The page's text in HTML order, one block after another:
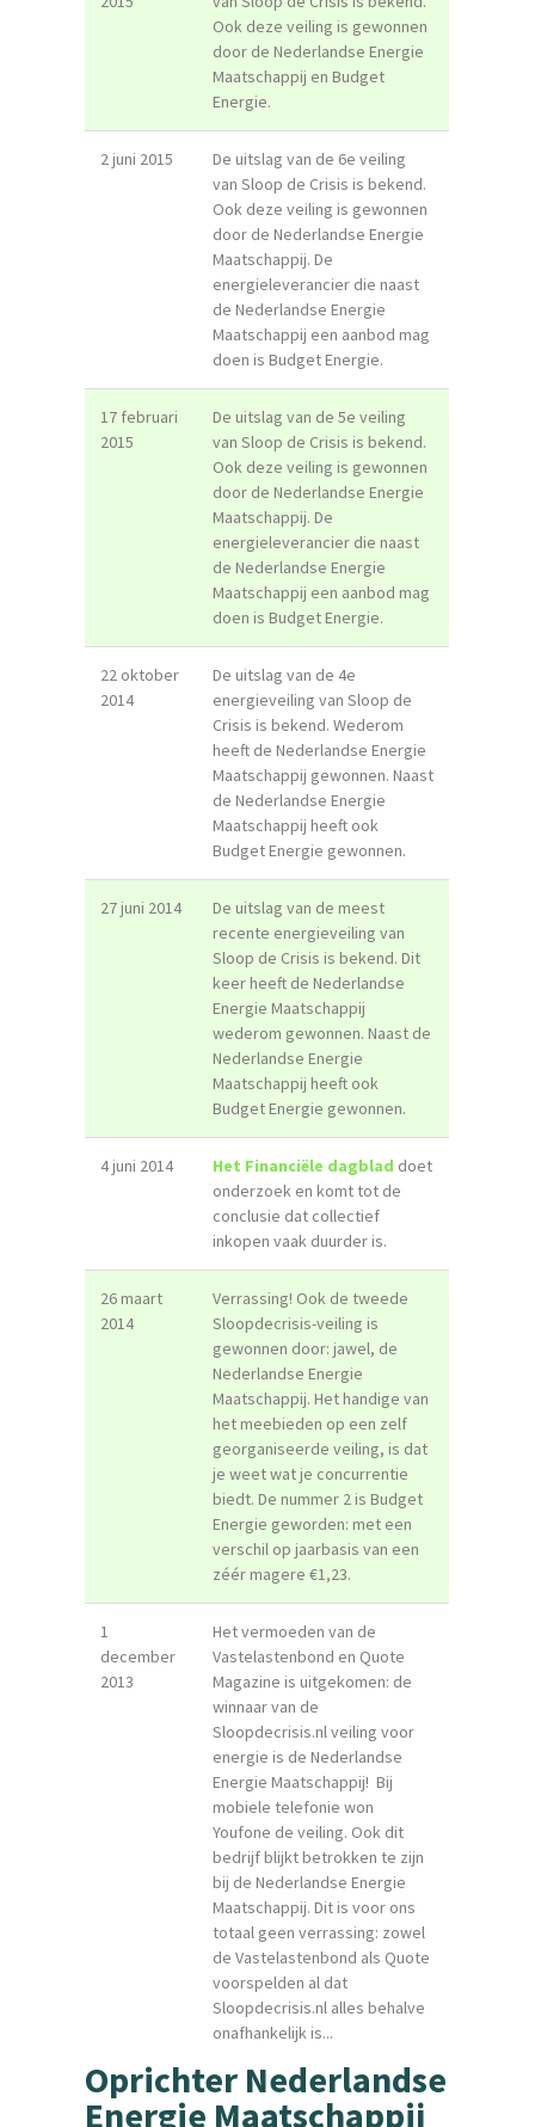
Ook deze veiling is gewonnen
door de Nederlandse Energie
Maatschappij en Budget
Energie.
2 juni 2015
De uitslag van de 6e veiling
van Sloop de Crisis is bekend.
Ook deze veiling is gewonnen
door de Nederlandse Energie
Maatschappij. De
energieleverancier die naast
de Nederlandse Energie
Maatschappij een aanbod mag
doen is Budget Energie.
17 februari
2015
De uitslag van de 5e veiling
van Sloop de Crisis is bekend.
Ook deze veiling is gewonnen
door de Nederlandse Energie
Maatschappij. De
energieleverancier die naast
de Nederlandse Energie
Maatschappij een aanbod mag
doen is Budget Energie.
22 oktober
2014
De uitslag van de 4e
energieveiling van Sloop de
Crisis is bekend. Wederom
heeft de Nederlandse Energie
Maatschappij gewonnen. Naast
de Nederlandse Energie
Maatschappij heeft ook
Budget Energie gewonnen.
27 juni 2014
De uitslag van de meest
recente energieveiling van
Sloop de Crisis is bekend. Dit
keer heeft de Nederlandse
Energie Maatschappij
wederom gewonnen. Naast de
Nederlandse Energie
Maatschappij heeft ook
Budget Energie gewonnen.
4 juni 2014 Het Financiële dagblad doet
onderzoek en komt tot de
conclusie dat collectief
inkopen vaak duurder is.
26 maart
2014
Verrassing! Ook de tweede
Sloopdecrisis-veiling is
gewonnen door: jawel, de
Nederlandse Energie
Maatschappij. Het handige van
het meebieden op een zelf
georganiseerde veiling, is dat
je weet wat je concurrentie
biedt. De nummer 2 is Budget
Energie geworden: met een
verschil op jaarbasis van een
zéér magere €1,23.
1
december
2013
Het vermoeden van de
Vastelastenbond en Quote
Magazine is uitgekomen: de
winnaar van de
Sloopdecrisis.nl veiling voor
energie is de Nederlandse
Energie Maatschappij! Bij
mobiele telefonie won
Youfone de veiling. Ook dit
bedrijf blijkt betrokken te zijn
bij de Nederlandse Energie
Maatschappij. Dit is voor ons
totaal geen verrassing: zowel
de Vastelastenbond als Quote
voorspelden al dat
Sloopdecrisis.nl alles behalve
onafhankelijk is...
Oprichter Nederlandse
Energie Maatschappij